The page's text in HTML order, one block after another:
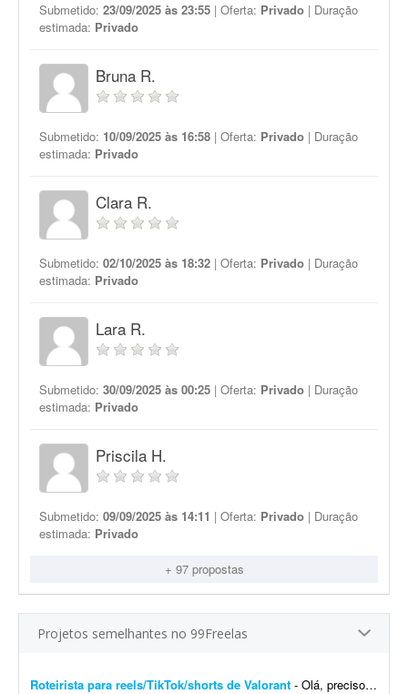
Submetido: 23/09/2025 às 23:55 | Oferta: Privado | Duração
estimada: Privado
Bruna R.
Submetido: 10/09/2025 às 16:58 | Oferta: Privado | Duração
estimada: Privado
Clara R.
Submetido: 02/10/2025 às 18:32 | Oferta: Privado | Duração
estimada: Privado
Lara R.
Submetido: 30/09/2025 às 00:25 | Oferta: Privado | Duração
estimada: Privado
Priscila H.
Submetido: 09/09/2025 às 14:11 | Oferta: Privado | Duração
estimada: Privado
+ 97 propostas
Projetos semelhantes no 99Freelas
Roteirista para reels/TikTok/shorts de Valorant - Olá, preciso de um roteirista para vídeos curtos do jogo Valorant. Quero expandir a criação do canal iBrunowski - Valorant e, para isso, preciso de ajuda para escrever ...